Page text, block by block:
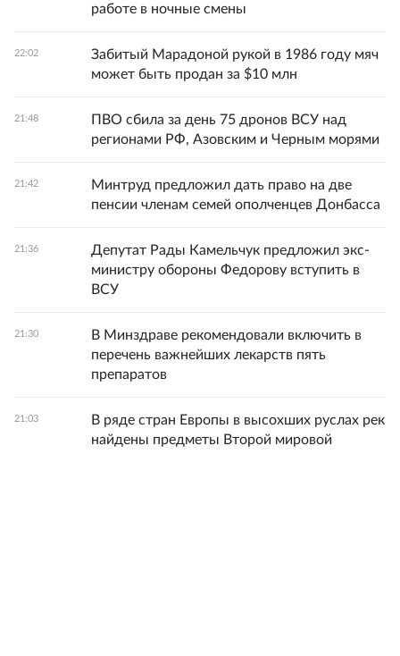
работе в ночные смены
22:02
Забитый Марадоной рукой в 1986 году мяч
может быть продан за $10 млн
21:48
ПВО сбила за день 75 дронов ВСУ над
регионами РФ, Азовским и Черным морями
21:42
Минтруд предложил дать право на две
пенсии членам семей ополченцев Донбасса
21:36
Депутат Рады Камельчук предложил экс-
министру обороны Федорову вступить в
ВСУ
21:30
В Минздраве рекомендовали включить в
перечень важнейших лекарств пять
препаратов
21:03
В ряде стран Европы в высохших руслах рек
найдены предметы Второй мировой